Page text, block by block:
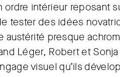
intérieur reposant
tester des idées
austérité presque
Léger, Robert et
visuel qu’ils